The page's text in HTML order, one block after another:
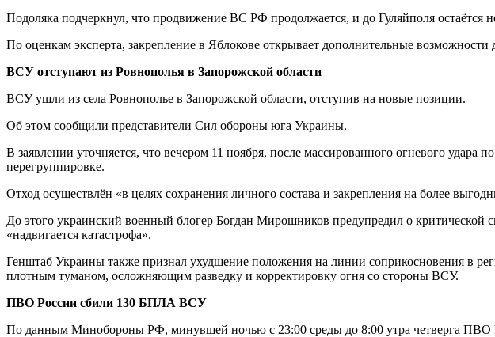
Подоляка подчеркнул, что продвижение ВС РФ продолжается, и до Гуляйполя остаётся
По оценкам эксперта, закрепление в Яблокове открывает дополнительные возможности
ВСУ отступают из Ровнополья в Запорожской области
ВСУ ушли из села Ровнополье в Запорожской области, отступив на новые позиции.
Об этом сообщили представители Сил обороны юга Украины.
В заявлении уточняется, что вечером 11 ноября, после массированного огневого
перегруппировке.
Отход осуществлён «в целях сохранения личного состава и закрепления на более
До этого украинский военный блогер Богдан Мирошников предупредил о
«надвигается катастрофа».
Генштаб Украины также признал ухудшение положения на линии соприкосновения в
плотным туманом, осложняющим разведку и корректировку огня со стороны ВСУ.
ПВО России сбили 130 БПЛА ВСУ
По данным Минобороны РФ, минувшей ночью с 23:00 среды до 8:00 утра четверга ПВО